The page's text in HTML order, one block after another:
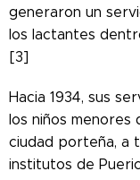
generaron un
los lactantes
[3]
Hacia 1934, sus
los niños menores
ciudad porteña, a
institutos de